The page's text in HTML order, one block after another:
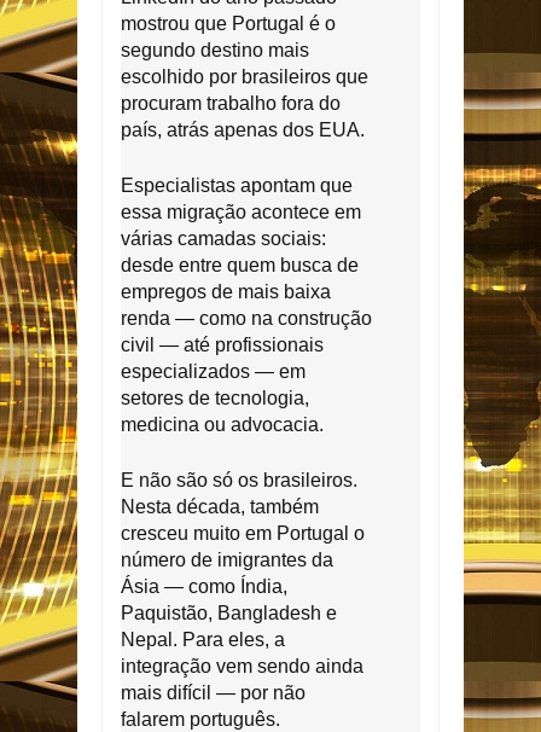
mostrou que Portugal é o
segundo destino mais
escolhido por brasileiros que
procuram trabalho fora do
país, atrás apenas dos EUA.
Especialistas apontam que
essa migração acontece em
várias camadas sociais:
desde entre quem busca de
empregos de mais baixa
renda — como na construção
civil — até profissionais
especializados — em
setores de tecnologia,
medicina ou advocacia.
E não são só os brasileiros.
Nesta década, também
cresceu muito em Portugal o
número de imigrantes da
Ásia — como Índia,
Paquistão, Bangladesh e
Nepal. Para eles, a
integração vem sendo ainda
mais difícil — por não
falarem português.